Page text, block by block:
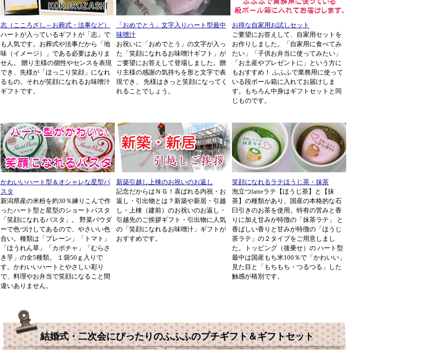
志（こころざし～お葬式・法事など）
ハートが入っているギフトが「志」で
も人気です。お葬式や法事だから「地
味（イメージ）」である必要はありま
せん。 贈り主様の個性やセンスを表現
でき、先様が「ほっこり笑顔」になれ
るもの。それが笑顔になれるお味噌汁
ギフトです。
「おめでとう」文字入りハート型最中
味噌汁
お祝いに「おめでとう」の文字が入っ
た「笑顔になれるお味噌汁ギフト」が
ご要望にお答えして登場しました。贈
り主様の感謝の気持ちを形と文字で表
現でき、 先様はきっと笑顔になってく
れることでしょう。
お得な自家用お試しセット
ご要望にお答えして、自家用セットを
お作りしました。「自家用に食べてみ
たい」「子供お弁当に使ってみたい」
「お土産やプレゼントに」という方に
もおすすめ！ ふふふで業務用に使って
いる段ボール箱に入れてお届けしま
す。もちろん中身はギフトセットと同
じものです。
かわいいハート型＆オシャレな星型パ
スタ
新潟県産の米粉を約30％練りこんで作
ったハート型と星型のショートパスタ
「笑顔になれるパスタ」。 野菜パウダ
ーで色づけしてあるので、やさいい色
合い。種類は「プレーン」「トマト」
「ほうれん草」「カボチャ」「むらさ
き芋」の全5種類。 １袋50ｇ入りで
す。かわいいハートとやさしい彩り
で、料理やお弁当で笑顔になること間
違いありません。
新築引越し上棟のお祝いのお返し
記念だからはＮＧ！喜ばれる内祝・お
返し・引出物とは？新築や新居・引越
し・上棟（建前）のお祝いのお返し・
引越先のご挨拶ギフト・引出物に人気
の「笑顔になれるお味噌汁」ギフトが
おすすめです。
笑顔になれるラテほうじ茶・抹茶
泡立つlatteラテ【ほうじ茶】と【抹
茶】の種類があり、国産の本格的な石
臼引きのお茶を使用。特有の苦みと香
りに加え甘みが特徴の「抹茶ラテ」 と
香ばしい香りと甘みが特徴の「ほうじ
茶ラテ」の２タイプをご用意しまし
た。トッピング（後乗せ）の ハート型
最中は国産もち米100％で「かわいい」
見た目と「もちもち・つるつる」した
触感が格別です。
結婚式・二次会にぴったりのふふふのプチギフト＆ギフトセット